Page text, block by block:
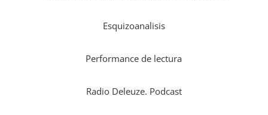
Esquizoanalisis
Performance de lectura
Radio Deleuze. Podcast